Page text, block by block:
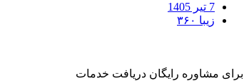
7 تیر 1405
زیبا ۳۶۰
برای مشاوره رایگان دریافت خدمات